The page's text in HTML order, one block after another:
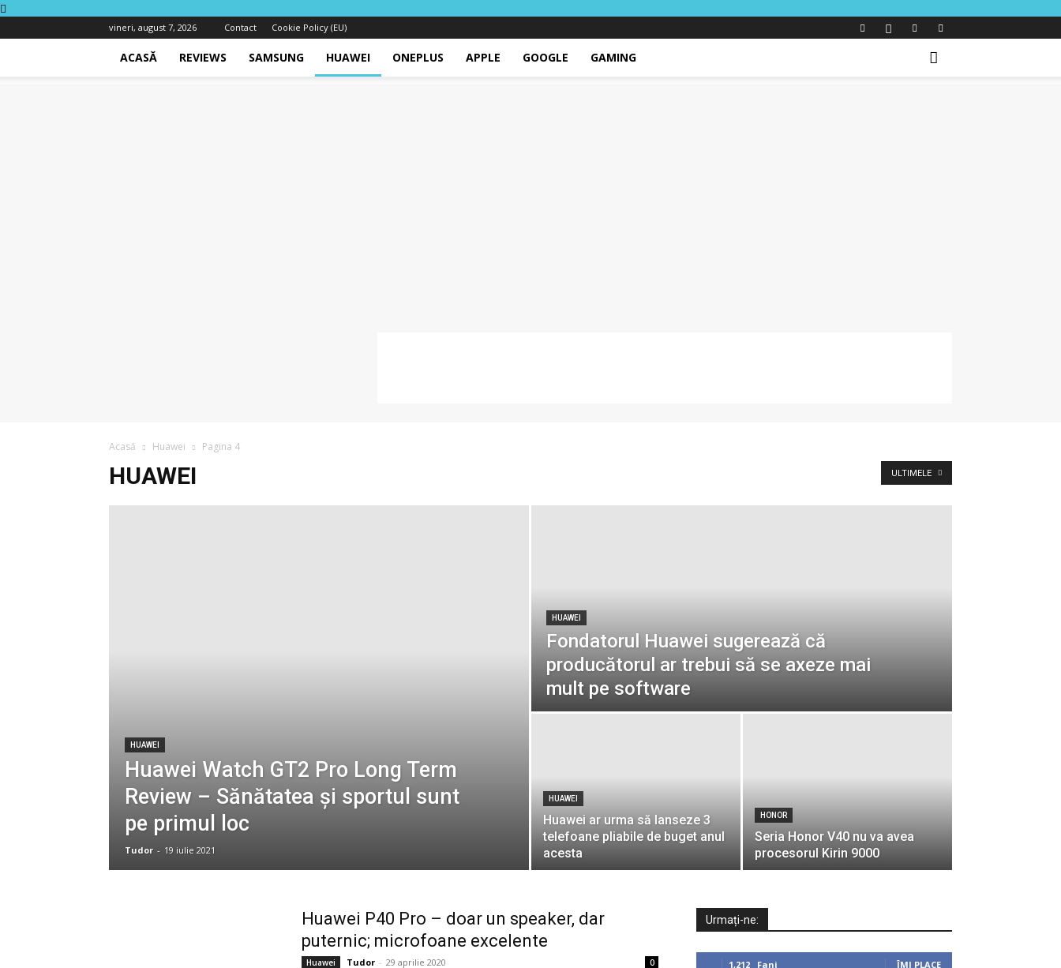
vineri, august 7, 2026 Contact Cookie Policy (EU)
ACASĂ REVIEWS SAMSUNG HUAWEI ONEPLUS APPLE GOOGLE GAMING
Acasă Huawei Pagina 4
HUAWEI ULTIMELE
HUAWEI
Huawei Watch GT2 Pro Long Term
Review – Sănătatea și sportul sunt
pe primul loc
Tudor - 19 iulie 2021
HUAWEI
Fondatorul Huawei sugerează că
producătorul ar trebui să se axeze mai
mult pe software
HUAWEI
Huawei ar urma să lanseze 3
telefoane pliabile de buget anul
acesta
HONOR
Seria Honor V40 nu va avea
procesorul Kirin 9000
Huawei P40 Pro – doar un speaker, dar
puternic; microfoane excelente
Huawei Tudor - 29 aprilie 2020 0
Urmați-ne:
1,212 Fani ÎMI PLACE